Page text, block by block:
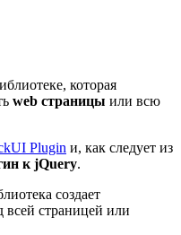
которая
web страницы или всю
Plugin и, как следует из
к jQuery.
создает
всей страницей или